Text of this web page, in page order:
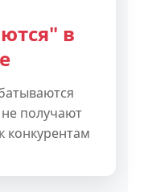
в
получают
конкурентам